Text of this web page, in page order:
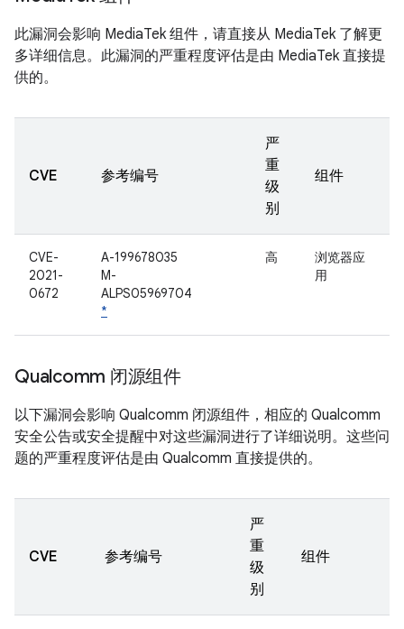
此漏洞会影响 MediaTek 组件，请直接从 MediaTek 了解更
多详细信息。此漏洞的严重程度评估是由 MediaTek 直接提
供的。
CVE 参考编号
严
重
级
别
组件
CVE-
2021-
0672
A-199678035
M-
ALPS05969704
*
高
浏览器应
用
Qualcomm 闭源组件
以下漏洞会影响 Qualcomm 闭源组件，相应的 Qualcomm
安全公告或安全提醒中对这些漏洞进行了详细说明。这些问
题的严重程度评估是由 Qualcomm 直接提供的。
CVE 参考编号
严
重
级
别
组件